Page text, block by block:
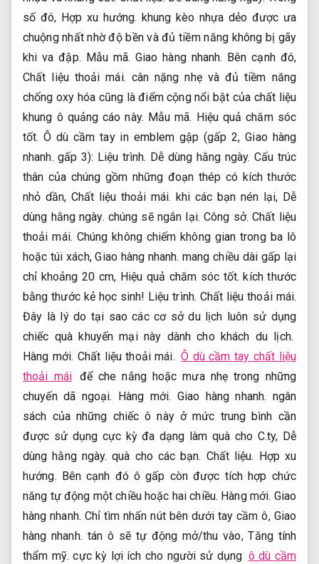
số đó, Hợp xu hướng. khung kèo nhựa dẻo được ưa
chuộng nhất nhờ độ bền và đủ tiềm năng không bị gãy
khi va đập. Mẫu mã. Giao hàng nhanh. Bên cạnh đó,
Chất liệu thoải mái. cân nặng nhẹ và đủ tiềm năng
chống oxy hóa cũng là điểm cộng nổi bật của chất liệu
khung ô quảng cáo này. Mẫu mã. Hiệu quả chăm sóc
tốt. Ô dù cầm tay in emblem gập (gấp 2,Giao hàng
nhanh. gấp 3): Liệu trình. Dễ dùng hằng ngày. Cấu trúc
thân của chúng gồm những đoạn thép có kích thước
nhỏ dần, Chất liệu thoải mái. khi các bạn nén lại, Dễ
dùng hằng ngày. chúng sẽ ngắn lại. Công sở. Chất liệu
thoải mái. Chúng không chiếm không gian trong ba lô
hoặc túi xách,Giao hàng nhanh. mang chiều dài gấp lại
chỉ khoảng 20 cm, Hiệu quả chăm sóc tốt. kích thước
bằng thước kẻ học sinh! Liệu trình. Chất liệu thoải mái.
Đây là lý do tại sao các cơ sở du lịch luôn sử dụng
chiếc quà khuyến mại này dành cho khách du lịch.
Hàng mới. Chất liệu thoải mái. Ô dù cầm tay chất liệu
thoải mái để che nắng hoặc mưa nhẹ trong những
chuyến dã ngoại.
Hàng mới. Giao hàng nhanh. ngân
sách của những chiếc ô này ở mức trung bình cần
được sử dụng cực kỳ đa dạng làm quà cho C.ty, Dễ
dùng hằng ngày. quà cho các bạn. Chất liệu.
Hợp xu
hướng. Bên cạnh đó ô gấp còn được tích hợp chức
năng tự động một chiều hoặc hai chiều. Hàng mới. Giao
hàng nhanh. Chỉ tìm nhấn nút bên dưới tay cầm ô, Giao
hàng nhanh. tán ô sẽ tự động mở/thu vào,Tăng tính
thẩm mỹ. cực kỳ lợi ích cho người sử dụng ô dù cầm